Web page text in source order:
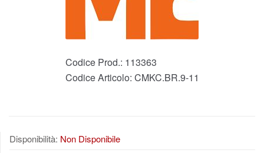
Codice Prod.: 113363
Codice Articolo: CMKC.BR.9-11
Disponibilità: Non Disponibile